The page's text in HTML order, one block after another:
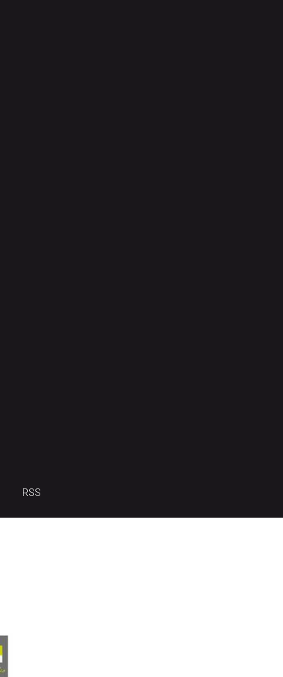
RSS